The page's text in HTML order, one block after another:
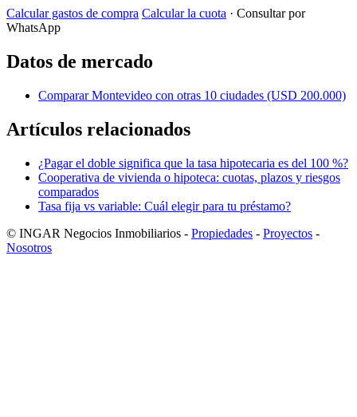
Calcular gastos de compra Calcular la cuota · Consultar por
WhatsApp
Datos de mercado
Comparar Montevideo con otras 10 ciudades (USD 200.000)
Artículos relacionados
¿Pagar el doble significa que la tasa hipotecaria es del 100 %?
Cooperativa de vivienda o hipoteca: cuotas, plazos y riesgos
comparados
Tasa fija vs variable: Cuál elegir para tu préstamo?
© INGAR Negocios Inmobiliarios - Propiedades - Proyectos -
Nosotros